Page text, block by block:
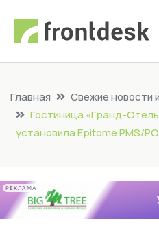
Главная
Свежие новости
Гостиница «Гранд-
установила Epitome PMS/
РЕКЛАМА